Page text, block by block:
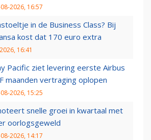
2026, 16:57
in de Business Class? Bij
kost dat 170 euro extra
16:41
Pacific ziet levering eerste Airbus
maanden vertraging oplopen
2026, 15:25
snelle groei in kwartaal met
oorlogsgeweld
2026, 14:17